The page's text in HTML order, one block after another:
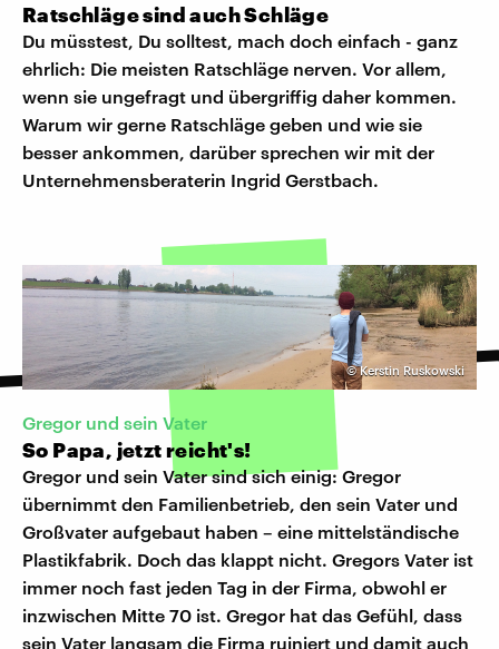
Ratschläge sind auch Schläge
Du müsstest, Du solltest, mach doch einfach - ganz
ehrlich: Die meisten Ratschläge nerven. Vor allem,
wenn sie ungefragt und übergriffig daher kommen.
Warum wir gerne Ratschläge geben und wie sie
besser ankommen, darüber sprechen wir mit der
Unternehmensberaterin Ingrid Gerstbach.
©Kerstin Ruskowski
Gregor und sein Vater
So Papa, jetzt reicht's!
Gregor und sein Vater sind sich einig: Gregor
übernimmt den Familienbetrieb, den sein Vater und
Großvater aufgebaut haben – eine mittelständische
Plastikfabrik. Doch das klappt nicht. Gregors Vater ist
immer noch fast jeden Tag in der Firma, obwohl er
inzwischen Mitte 70 ist. Gregor hat das Gefühl, dass
sein Vater langsam die Firma ruiniert und damit auch